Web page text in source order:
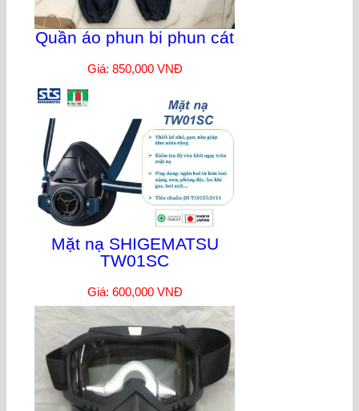
Quần áo phun bi phun cát
Giá: 850,000 VNĐ
Mặt nạ SHIGEMATSU
TW01SC
Giá: 600,000 VNĐ